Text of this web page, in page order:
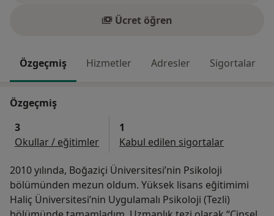
Ücret öğren
Özgeçmiş Hizmetler Adresler Sigortalar
Özgeçmiş
3
Okullar / eğitimler
1
Kabul edilen sigortalar
2010 yılında, Boğaziçi Üniversitesi’nin Psikoloji
bölümünden mezun oldum. Yüksek lisans eğitimimi
Haliç Üniversitesi’nin Uygulamalı Psikoloji (Tezli)